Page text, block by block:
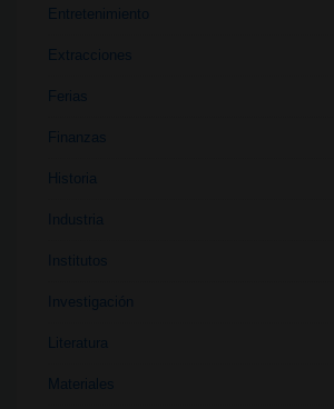
Entretenimiento
Extracciones
Ferias
Finanzas
Historia
Industria
Institutos
Investigación
Literatura
Materiales